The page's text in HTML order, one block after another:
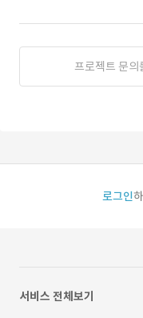
프로젝트 문의
로그인
서비스 전체보기